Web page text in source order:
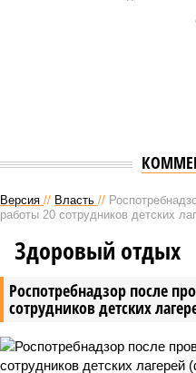
Версия // Власть //
работы 20 сотрудников детских
Роспотребнадзор после
сотрудников детских
Здоровый отдых